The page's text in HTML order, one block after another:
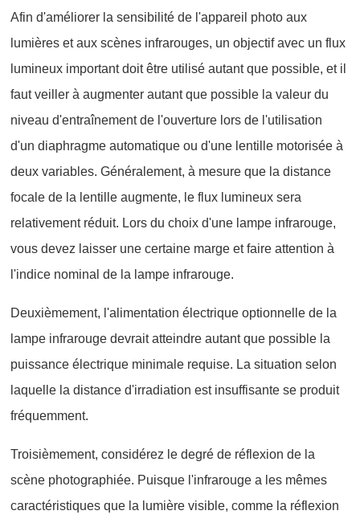
Afin d'améliorer la sensibilité de l'appareil photo aux
lumières et aux scènes infrarouges, un objectif avec un flux
lumineux important doit être utilisé autant que possible, et il
faut veiller à augmenter autant que possible la valeur du
niveau d'entraînement de l'ouverture lors de l'utilisation
d'un diaphragme automatique ou d'une lentille motorisée à
deux variables. Généralement, à mesure que la distance
focale de la lentille augmente, le flux lumineux sera
relativement réduit. Lors du choix d'une lampe infrarouge,
vous devez laisser une certaine marge et faire attention à
l'indice nominal de la lampe infrarouge.
Deuxièmement, l'alimentation électrique optionnelle de la
lampe infrarouge devrait atteindre autant que possible la
puissance électrique minimale requise. La situation selon
laquelle la distance d'irradiation est insuffisante se produit
fréquemment.
Troisièmement, considérez le degré de réflexion de la
scène photographiée. Puisque l'infrarouge a les mêmes
caractéristiques que la lumière visible, comme la réflexion